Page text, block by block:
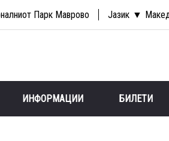
Парк Маврово Јазик
ИНФОРМАЦИИ БИЛЕТИ